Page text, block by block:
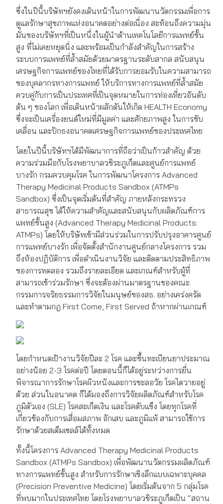
ซึ่งในปีนี้บริษัทฯยังคงเดินหน้าในการพัฒนานวัตกรรมเพื่อการ
ดูแลรักษาสุขภาพแห่งอนาคตอย่างต่อเนื่อง สะท้อนถึงความมุ่น
มั่นของบริษัทฯที่เป็นหนึ่งในผู้นำด้านเทคโนโลยีการแพทย์ชั้น
สูง ที่ไม่เคยหยุดนิ่ง และพร้อมเป็นกำลังสำคัญในการสร้าง
ระบบการแพทย์ที่ล้ำสมัยด้วยมาตรฐานระดับสากล สนับสนุน
เศรษฐกิจการแพทย์ของไทยที่ได้รับการยอมรับในความสามารถ
ของบุคลากรทางการแพทย์ ให้บริการทางการแพทย์ที่ล้ำสมัย
ควบคู่กับการเป็นประเทศที่เป็นจุดหมายในการท่องเที่ยวอันดับ
ต้น ๆ ของโลก เพื่อเดินหน้าผลักดันให้เกิด HEALTH Economy
ซึ่งจะเป็นเครื่องยนต์ใหม่ที่มีมูลค่า และศักยภาพสูง ในการขับ
เคลื่อน และปักธงอนาคตเศรษฐกิจการแพทย์ของประเทศไทย
โดยในปีนี้บริษัทฯได้มีพัฒนาการที่ถือว่าเป็นก้าวสำคัญ ด้วย
ความร่วมมือกับโรงพยาบาลวชิระภูเก็ตและศูนย์การแพทย์
บางรัก กรมควบคุมโรค ในการพัฒนาโครงการ Advanced
Therapy Medicinal Products Sandbox (ATMPs
Sandbox) ซึ่งเป็นจุดเริ่มต้นที่สำคัญ ภายหลังกระทรวง
สาธารณสุข ได้ให้ความสำคัญและสนับสนุนกับผลิตภัณฑ์การ
แพทย์ขั้นสูง (Advanced Therapy Medicinal Products:
ATMPs) โดยให้บริษัทเข้ามีส่วนร่วมในการปรับปรุงอาคารศูนย์
การแพทย์บางรัก เพื่อจัดตั้งสำนักงานศูนย์กลางโครงการ รวม
ถึงห้องปฏิบัติการ เพื่อดำเนินงานวิจัย และติดตามประสิทธิภาพ
ของการทดลอง รวมถึงรายละเอียด และเกณฑ์สำหรับผู้ที่
สามารถเข้าร่วมรักษา ซึ่งจะต้องผ่านมาตรฐานของคณะ
กรรมการจริยธรรมการวิจัยในมนุษย์ของสธ. อย่างเคร่งครัด
และทำตามกฎ First Come, First Served ถ้าหากผ่านเกณฑ์
โดยกำหนดเป้างานวิจัยปีละ 2 โรค และขึ้นทะเบียนยาประมาณ
อย่างน้อย 2-3 โรคต่อปี โดยตอนนี้ก็ได้อยู่ระหว่างการยื่น
พิจารณาการรักษาโรคผิวหนังและการชะลอวัย โรคไตวายอยู่
ด้วย ส่วนในอนาคต ก็ได้มองถึงการวิจัยผลิตภัณฑ์สำหรับโรค
ภูมิตัวเอง (SLE) โรคสะเก็ดเงิน และโรคตับแข็ง โดยทุกโรคที่
เกี่ยวข้องกับการเสื่อมสภาพ อักเสบ และภูมิแพ้ สามารถใช้การ
รักษาด้วยสเต็มเซลล์ได้ทั้งหมด
ทั้งนี้โครงการ Advanced Therapy Medicinal Products
Sandbox (ATMPs Sandbox) เพื่อพัฒนานวัตกรรมผลิตภัณฑ์
ทางการแพทย์ขั้นสูง สำหรับการรักษาเชิงลึกแบบเฉพาะบุคคล
(Precision Preventive Medicine) โดยเริ่มต้นจาก 5 กลุ่มโรค
ที่พบมากในประเทศไทย โดยโรงพยาบาลวชิระภูเก็ตเป็น “สถาน